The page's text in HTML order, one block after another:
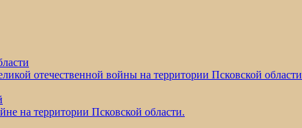
отечественной войны на территории Псковской области
на территории Псковской области.